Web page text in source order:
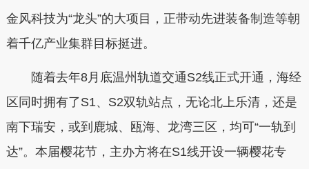
金风科技为“龙头”的大项目，正带动先进装备制造等朝
着千亿产业集群目标挺进。
随着去年8月底温州轨道交通S2线正式开通，海经
区同时拥有了S1、S2双轨站点，无论北上乐清，还是
南下瑞安，或到鹿城、瓯海、龙湾三区，均可“一轨到
达”。本届樱花节，主办方将在S1线开设一辆樱花专